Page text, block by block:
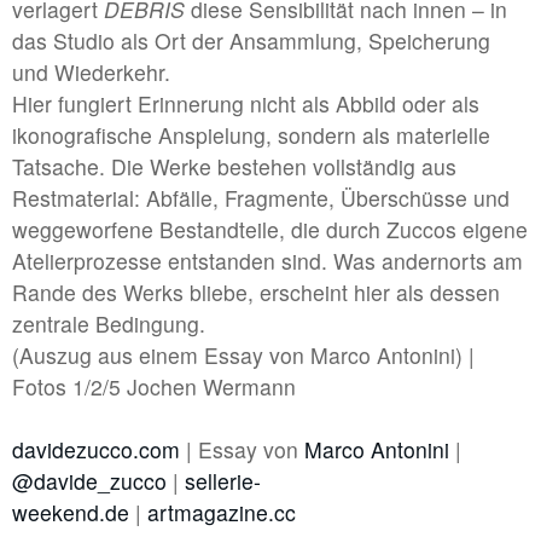
#2 | 2024 Susanne Kutter
#1 | 2024 Marta Kawecka / Rafał Smoliński
//related to flow
#7 | 2023 Benedikt Terwiel
#6 | 2023 Paetzug / Hertweck
#5 | 2023 Daniela Risch & Thomas Buts
#4 | 2023 Anna Lena Grau - Anna Mieves
#3 | 2023 Marita Bullmann/Simon Camatta:
#1 | 2023 Daniel Hölzl
#0 | 2023 Umbau
verlagert DEBRIS diese Sensibilität nach innen – in
das Studio als Ort der Ansammlung, Speicherung
und Wiederkehr.
Hier fungiert Erinnerung nicht als Abbild oder als
ikonografische Anspielung, sondern als materielle
Tatsache. Die Werke bestehen vollständig aus
Restmaterial: Abfälle, Fragmente, Überschüsse und
weggeworfene Bestandteile, die durch Zuccos eigene
Atelierprozesse entstanden sind. Was andernorts am
Rande des Werks bliebe, erscheint hier als dessen
zentrale Bedingung.
(Auszug aus einem Essay von Marco Antonini) |
Fotos 1/2/5 Jochen Wermann
davidezucco.com | Essay von Marco Antonini |
@davide_zucco | sellerie-
weekend.de | artmagazine.cc